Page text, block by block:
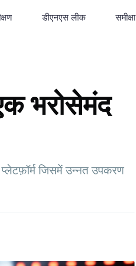
डीएनएस लीक समीक्षा
भरोसेमंद
जिसमें उन्नत उपकरण